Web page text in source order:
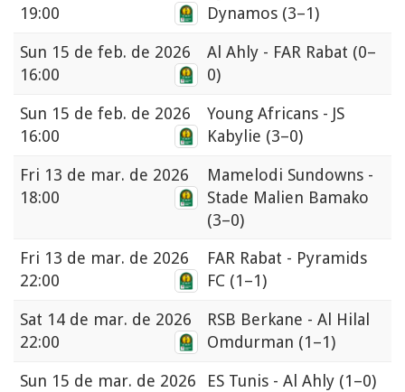
19:00
Dynamos (3–1)
Sun 15 de feb. de 2026
16:00
Al Ahly - FAR Rabat (0–
0)
Sun 15 de feb. de 2026
16:00
Young Africans - JS
Kabylie (3–0)
Fri 13 de mar. de 2026
18:00
Mamelodi Sundowns -
Stade Malien Bamako
(3–0)
Fri 13 de mar. de 2026
22:00
FAR Rabat - Pyramids
FC (1–1)
Sat 14 de mar. de 2026
22:00
RSB Berkane - Al Hilal
Omdurman (1–1)
Sun 15 de mar. de 2026
ES Tunis - Al Ahly (1–0)